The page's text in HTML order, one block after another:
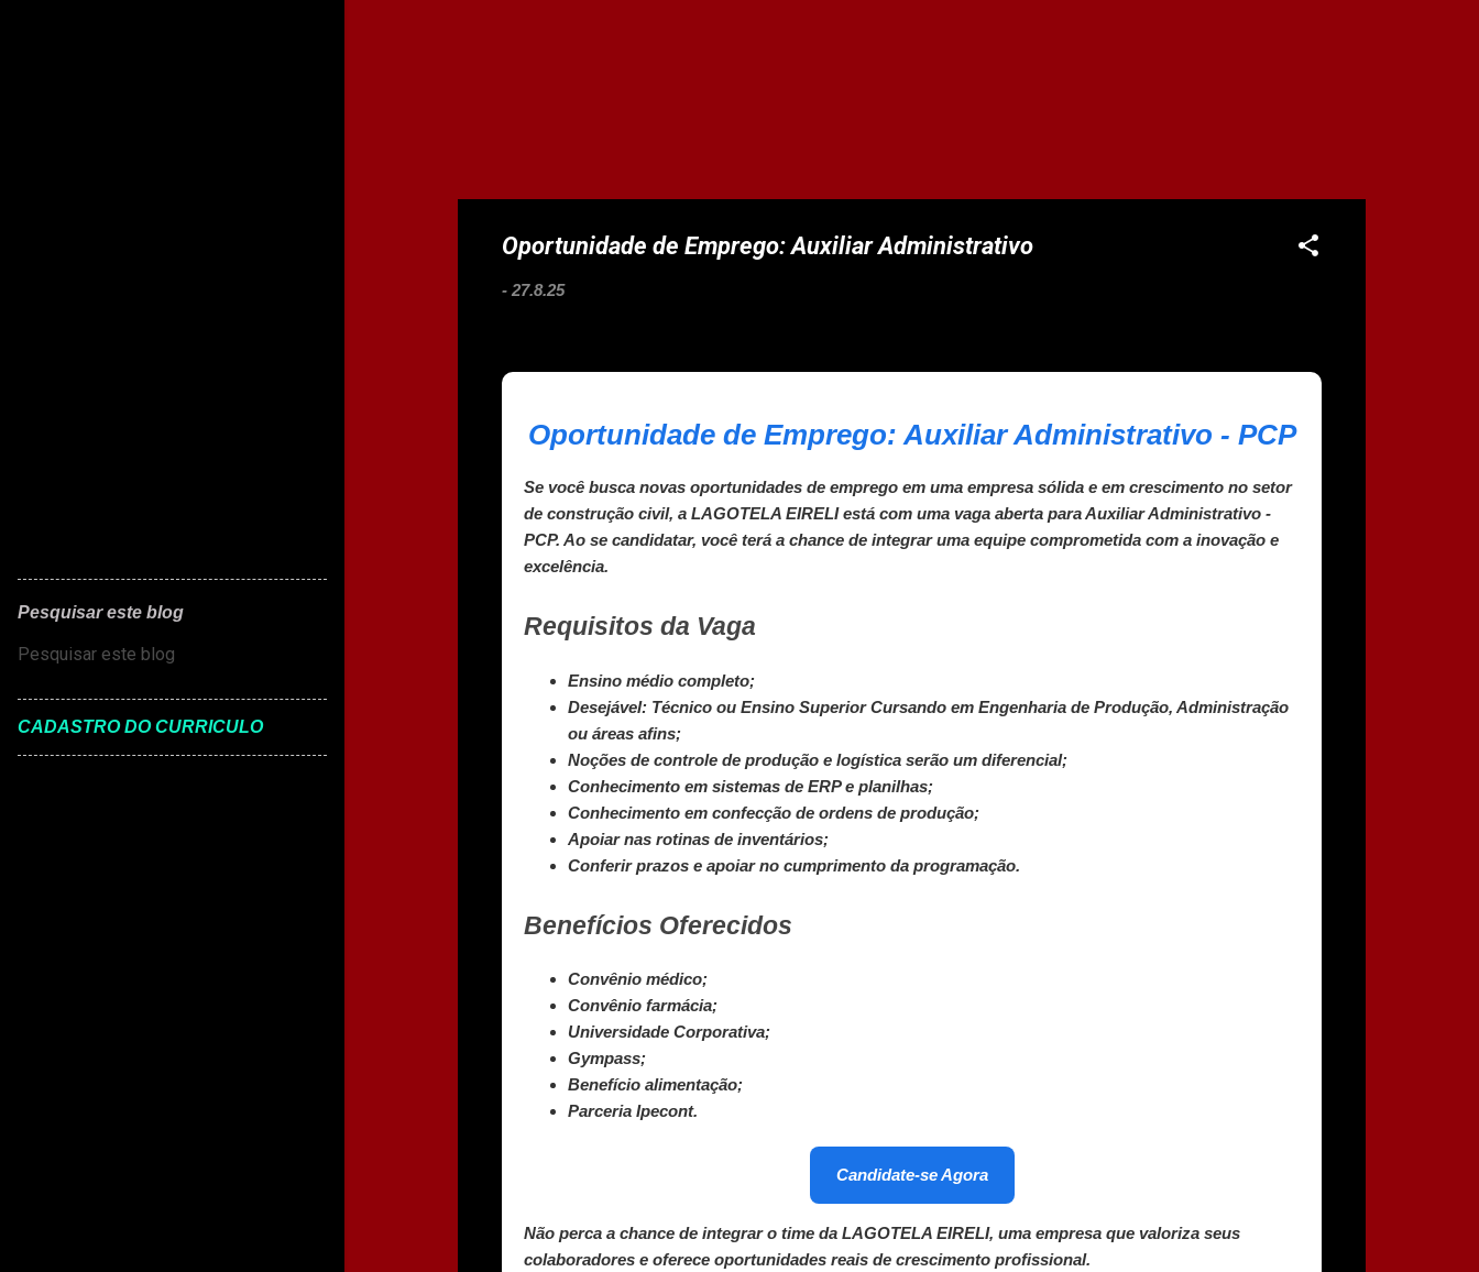
Oportunidade de Emprego: Auxiliar Administrativo
- 27.8.25
Oportunidade de Emprego: Auxiliar Administrativo - PCP
Se você busca novas oportunidades de emprego em uma empresa sólida e em crescimento no setor
de construção civil, a LAGOTELA EIRELI está com uma vaga aberta paraAuxiliar Administrativo -
PCP. Ao se candidatar, você terá a chance de integrar uma equipe comprometida com a inovação e
excelência.
Requisitos da Vaga
Ensino médio completo;
Desejável: Técnico ou Ensino Superior Cursando em Engenharia de Produção, Administração
ou áreas afins;
Noções de controle de produção e logística serão um diferencial;
Conhecimento em sistemas de ERP e planilhas;
Conhecimento em confecção de ordens de produção;
Apoiar nas rotinas de inventários;
Conferir prazos e apoiar no cumprimento da programação.
Benefícios Oferecidos
Convênio médico;
Convênio farmácia;
Universidade Corporativa;
Gympass;
Benefício alimentação;
Parceria Ipecont.
Candidate-se Agora
Não perca a chance de integrar o time da LAGOTELA EIRELI, uma empresa que valoriza seus
colaboradores e oferece oportunidades reais de crescimento profissional.
Pesquisar este blog
CADASTRO DO CURRICULO